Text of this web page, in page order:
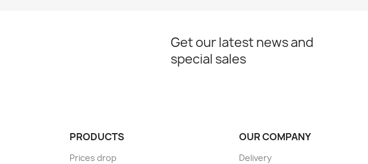
Get our latest news and
special sales
PRODUCTS
Prices drop
OUR COMPANY
Delivery